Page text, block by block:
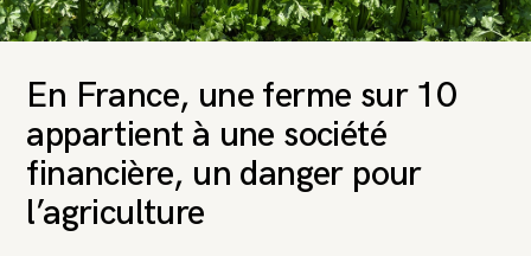
En France, une ferme sur 10
appartient à une société
financière, un danger pour
l’agriculture